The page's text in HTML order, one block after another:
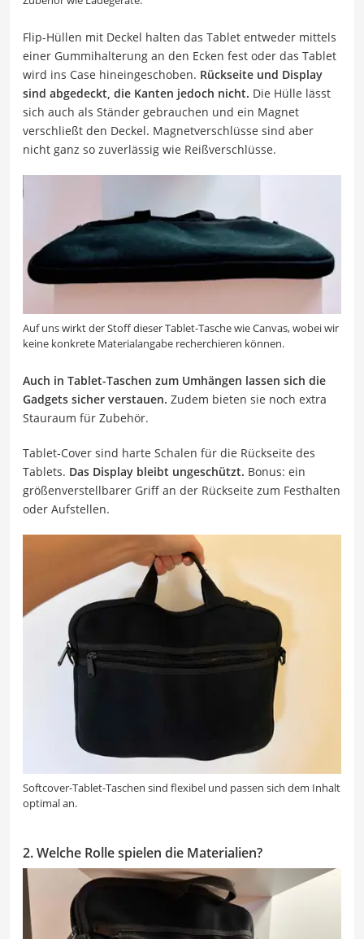
Flip-Hüllen mit Deckel halten das Tablet entweder mittels
einer Gummihalterung an den Ecken fest oder das Tablet
wird ins Case hineingeschoben. Rückseite und Display
sind abgedeckt, die Kanten jedoch nicht. Die Hülle lässt
sich auch als Ständer gebrauchen und ein Magnet
verschließt den Deckel. Magnetverschlüsse sind aber
nicht ganz so zuverlässig wie Reißverschlüsse.
Auf uns wirkt der Stoff dieser Tablet-Tasche wie Canvas, wobei wir
keine konkrete Materialangabe recherchieren können.
Auch in Tablet-Taschen zum Umhängen lassen sich die
Gadgets sicher verstauen. Zudem bieten sie noch extra
Stauraum für Zubehör.
Tablet-Cover sind harte Schalen für die Rückseite des
Tablets. Das Display bleibt ungeschützt. Bonus: ein
größenverstellbarer Griff an der Rückseite zum Festhalten
oder Aufstellen.
Softcover-Tablet-Taschen sind flexibel und passen sich dem Inhalt
optimal an.
2. Welche Rolle spielen die Materialien?